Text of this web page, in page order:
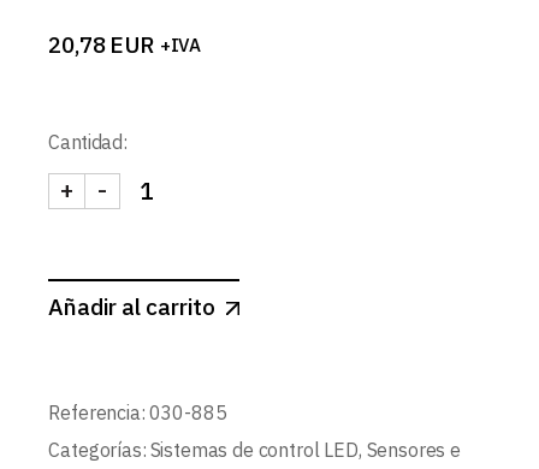
20,78 EUR +IVA
Cantidad:
SENSOR MOVIMIENTO EMPOTRABLE 12-24V
-
+
Añadir al carrito
Referencia: 030-885
Categorías: Sistemas de control LED, Sensores e